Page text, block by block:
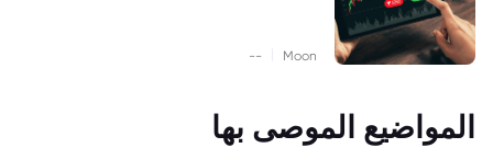
Moon
--
المواضيع الموصى بها